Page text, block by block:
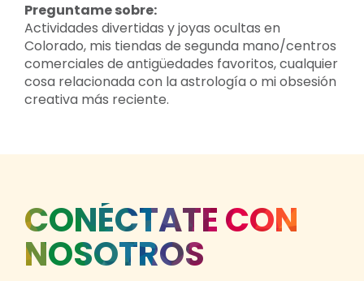
Preguntame sobre:
Actividades divertidas y joyas ocultas en
Colorado, mis tiendas de segunda mano/centros
comerciales de antigüedades favoritos, cualquier
cosa relacionada con la astrología o mi obsesión
creativa más reciente.
CONÉCTATE CON
NOSOTROS